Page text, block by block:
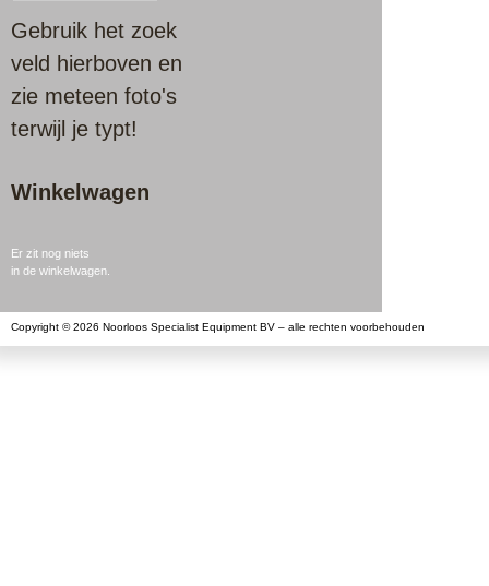
Gebruik het zoek
veld hierboven en
zie meteen foto's
terwijl je typt!
Winkelwagen
Er zit nog niets
in de winkelwagen.
Copyright © 2026 Noorloos Specialist Equipment BV – alle rechten voorbehouden